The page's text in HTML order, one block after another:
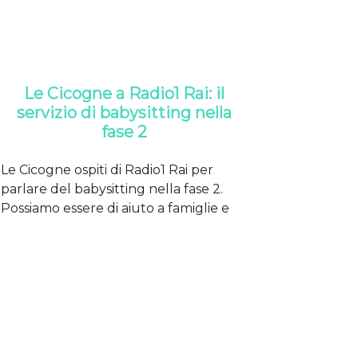
Le Cicogne a Radio1 Rai: il
servizio di babysitting nella
fase 2
Le Cicogne ospiti di Radio1 Rai per
parlare del babysitting nella fase 2.
Possiamo essere di aiuto a famiglie e